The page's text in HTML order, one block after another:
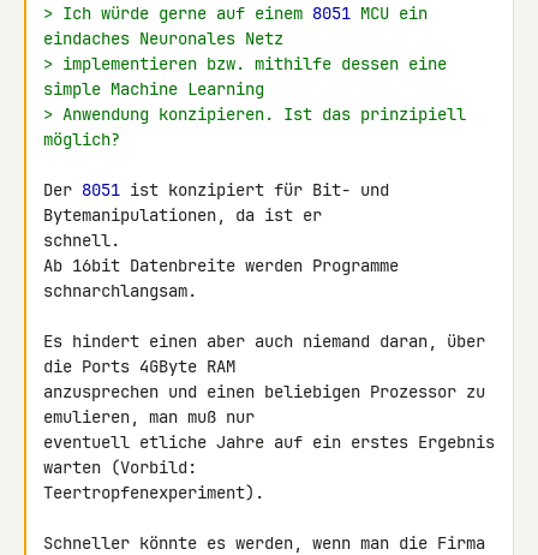
> Ich würde gerne auf einem 8051 MCU ein
eindaches Neuronales Netz
> implementieren bzw. mithilfe dessen eine
simple Machine Learning
> Anwendung konzipieren. Ist das prinzipiell
möglich?
Der 8051 ist konzipiert für Bit- und
Bytemanipulationen, da ist er
schnell.
Ab 16bit Datenbreite werden Programme
schnarchlangsam.
Es hindert einen aber auch niemand daran, über
die Ports 4GByte RAM
anzusprechen und einen beliebigen Prozessor zu
emulieren, man muß nur
eventuell etliche Jahre auf ein erstes Ergebnis
warten (Vorbild:
Teertropfenexperiment).
Schneller könnte es werden, wenn man die Firma